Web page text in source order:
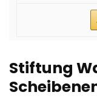
Stiftung